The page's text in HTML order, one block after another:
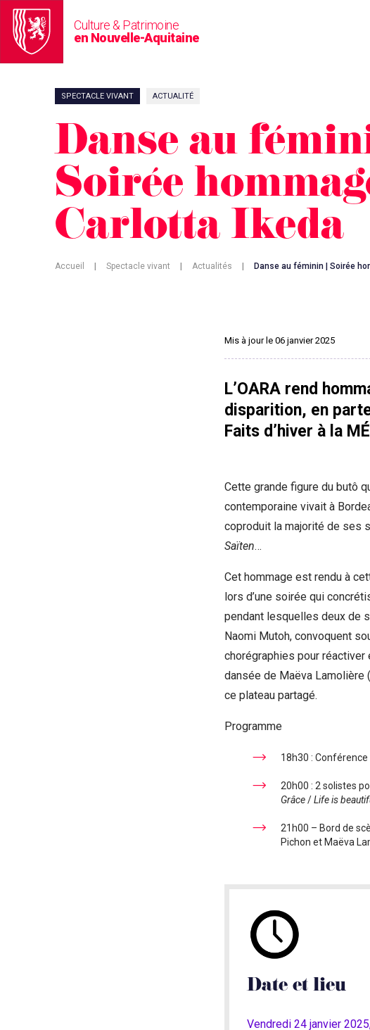
Culture & Patrimoine
en Nouvelle-Aquitaine
SPECTACLE VIVANT ACTUALITÉ
Danse au
Soirée
Carlotta Ikeda
Accueil Spectacle vivant Actualités Danse au féminin | Soirée
Mis à jour le 06 janvier 2025
L’OARA rend
disparition, en
Faits d’hiver à la
Cette grande figure du butô
contemporaine vivait à
coproduit la majorité de ses
Saïten…
Cet hommage est rendu à
lors d’une soirée qui
pendant lesquelles deux de
Naomi Mutoh, convoquent
chorégraphies pour
dansée de Maëva Lamolière
ce plateau partagé.
Programme
18h30 :
20h00 : 2 solistes
Grâce/Life is
21h00 – Bord de
Pichon et Maëva
Date et lieu
Vendredi 24 janvier